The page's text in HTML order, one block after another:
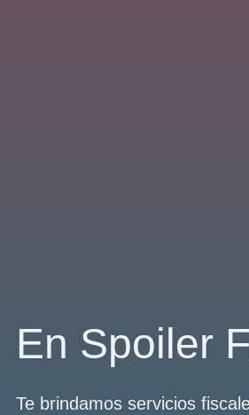
En Spoiler
Te brindamos servicios